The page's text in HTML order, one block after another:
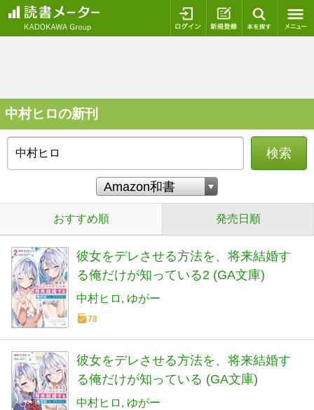
ログイン 新規登録
中村ヒロの新刊
検索
おすすめ順 発売日順
彼女をデレさせる方法を、将来結婚す
る俺だけが知っている2 (GA文庫)
中村ヒロ ゆがー
78
彼女をデレさせる方法を、将来結婚す
る俺だけが知っている (GA文庫)
中村ヒロ ゆがー